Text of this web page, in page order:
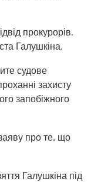
прокурорів.
Галушкіна.
судове
захисту
запобіжного
про те, що
Галушкіна під